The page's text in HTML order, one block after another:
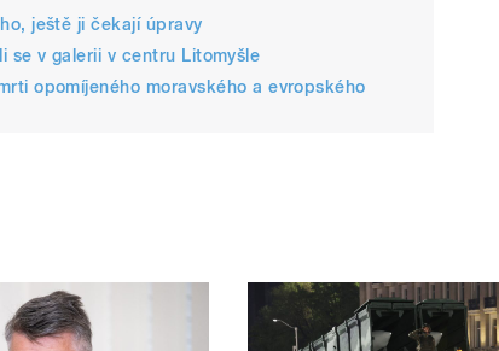
ještě ji čekají úpravy
se v galerii v centru Litomyšle
opomíjeného moravského a evropského